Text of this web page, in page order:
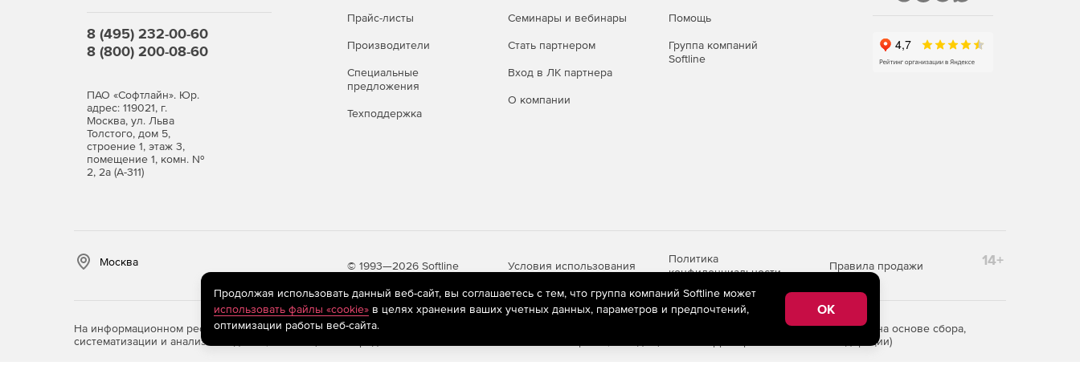
8 (495) 232-00-60
8 (800) 200-08-60
ПАО «Софтлайн». Юр.
адрес: 119021, г.
Москва, ул. Льва
Толстого, дом 5,
строение 1, этаж 3,
помещение 1, комн. №
2, 2а (А-311)
Прайс-листы
Производители
Специальные
предложения
Техподдержка
Семинары и вебинары
Стать партнером
Вход в ЛК партнера
О компании
Помощь
Группа компаний
Softline
Москва © 1993—2026 Softline Условия использования
Политика
конфиденциальности
Правила продажи 14+
На информационном ресурсе store.softline.ru применяются
(информационные технологии предоставления информации на основе сбора,
систематизации и анализа сведений, относящихся к предпочтениям пользователей сети «Интернет», находящихся на территории Российской Федерации)
Продолжая использовать данный веб-сайт, вы соглашаетесь с тем, что группа компаний Softline может
использовать файлы «cookie»в целях хранения ваших учетных данных, параметров и предпочтений,
оптимизации работы веб-сайта.
OK